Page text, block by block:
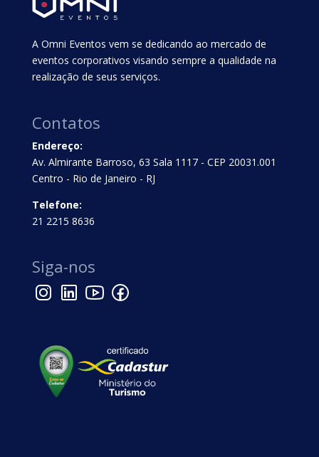
A Omni Eventos vem se dedicando ao mercado de
eventos corporativos visando sempre a qualidade na
realização de seus serviços.
Contatos
Endereço:
Av. Almirante Barroso, 63 Sala 1117 - CEP 20031.001
Centro - Rio de Janeiro - RJ
Telefone:
21 2215 8636
Siga-nos